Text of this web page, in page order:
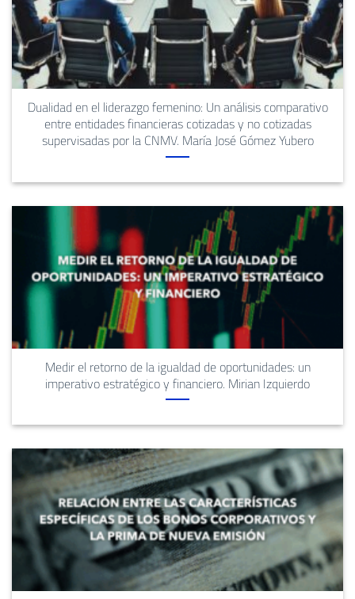
Dualidad en el liderazgo femenino: Un análisis comparativo
entre entidades financieras cotizadas y no cotizadas
supervisadas por la CNMV. María José Gómez Yubero
Medir el retorno de la igualdad de oportunidades: un
imperativo estratégico y financiero. Mirian Izquierdo